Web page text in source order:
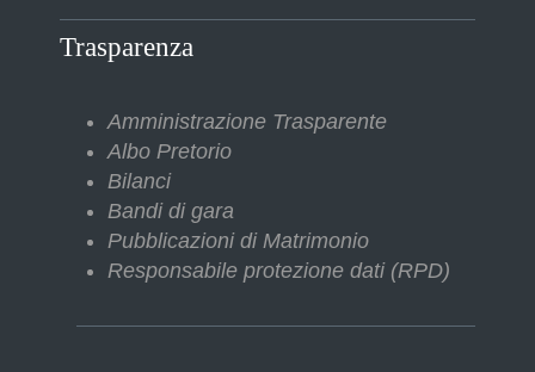
Trasparenza
Amministrazione Trasparente
Albo Pretorio
Bilanci
Bandi di gara
Pubblicazioni di Matrimonio
Responsabile protezione dati (RPD)